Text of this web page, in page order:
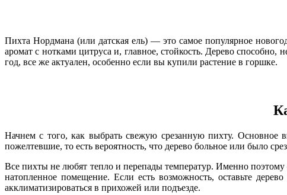
Пихта Нордмана (или датская ель) — это самое популярное
аромат с нотками цитруса и, главное, стойкость. Дерево
год, все же актуален, особенно если вы купили растение в горшке.
Начнем с того, как выбрать свежую срезанную пихту.
пожелтевшие, то есть вероятность, что дерево больное или было
Все пихты не любят тепло и перепады температур. Именно поэтому
натопленное помещение. Если есть возможность, оставьте
акклиматизироваться в прихожей или подъезде.